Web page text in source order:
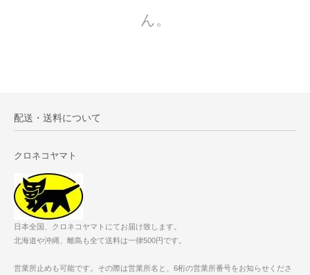
ん。
配送・送料について
クロネコヤマト
日本全国、クロネコヤマトにてお届け致します。
北海道や沖縄、離島も全て送料は一律500円です。
営業所止めも可能です。その際は営業所名と、6桁の営業所番号をお知らせくださ